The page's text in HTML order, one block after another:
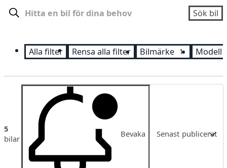
Sök bil
Alla filter Rensa alla filter Bilmärke 1 Modell
5
bilar
Bevaka Senast publicerat